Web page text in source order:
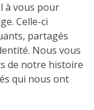
à vous pour
Celle-ci
partagés
Nous vous
de notre histoire
qui nous ont